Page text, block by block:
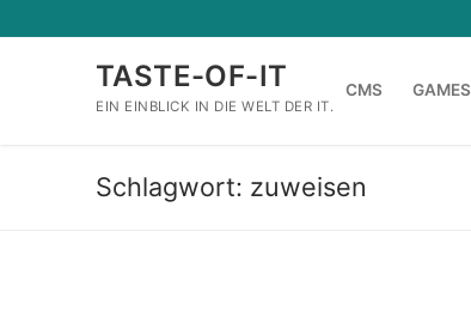
Inhalt
TASTE-OF-IT
EIN EINBLICK IN DIE WELT DER IT.
CMS GAMES
Schlagwort: zuweisen